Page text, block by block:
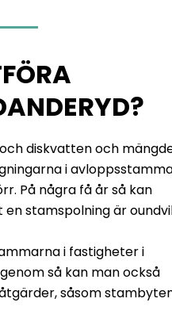
diskvatten och
i
På några få år så kan
stamspolning är
i fastigheter i
så kan man också
såsom